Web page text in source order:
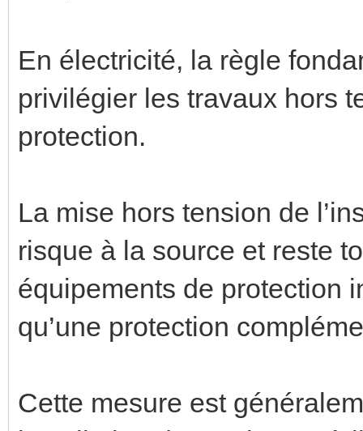
En électricité, la règle
privilégier les travaux hors
protection.
La mise hors tension de
risque à la source et reste
équipements de protection
qu’une protection
Cette mesure est